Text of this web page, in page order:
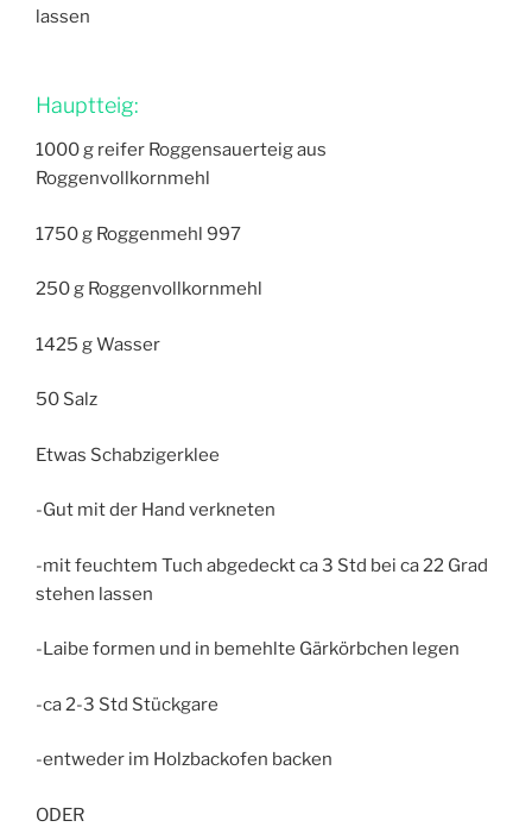
lassen
Hauptteig:
1000 g reifer Roggensauerteig aus
Roggenvollkornmehl
1750 g Roggenmehl 997
250 g Roggenvollkornmehl
1425 g Wasser
50 Salz
Etwas Schabzigerklee
-Gut mit der Hand verkneten
-mit feuchtem Tuch abgedeckt ca 3 Std bei ca 22 Grad
stehen lassen
-Laibe formen und in bemehlte Gärkörbchen legen
-ca 2-3 Std Stückgare
-entweder im Holzbackofen backen
ODER